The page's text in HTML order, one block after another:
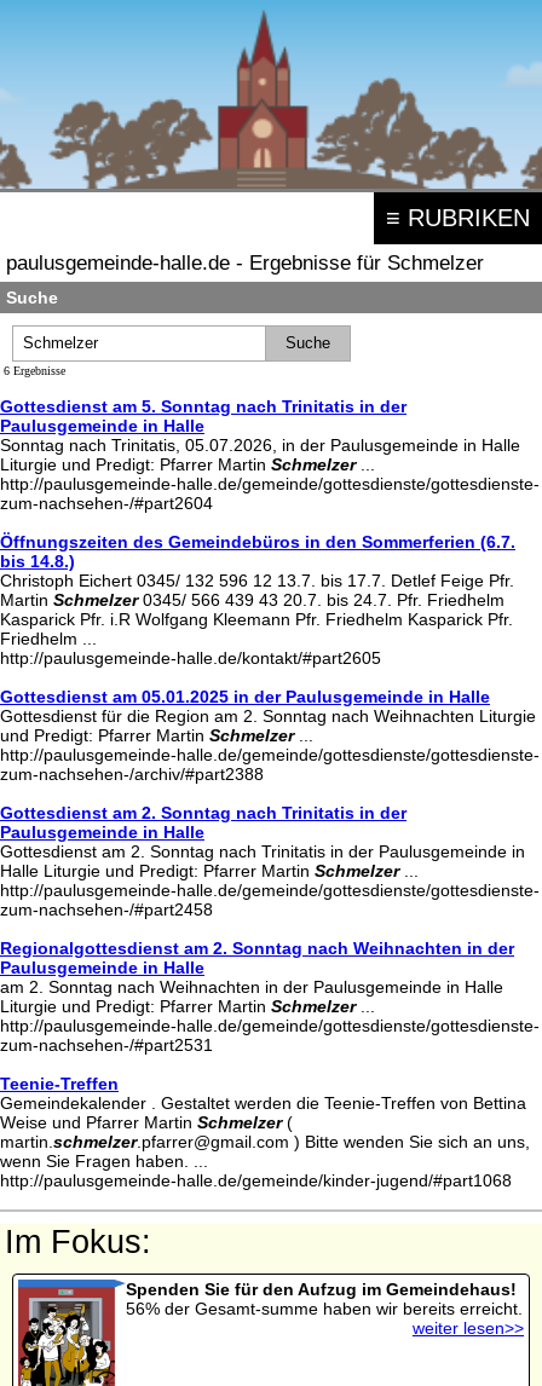
≡ RUBRIKEN
paulusgemeinde-halle.de - Ergebnisse für Schmelzer
Suche
6 Ergebnisse
Gottesdienst am 5. Sonntag nach Trinitatis in der
Paulusgemeinde in Halle
Sonntag nach Trinitatis, 05.07.2026, in der Paulusgemeinde in Halle
Liturgie und Predigt: Pfarrer Martin Schmelzer...
http://paulusgemeinde-halle.de/gemeinde/gottesdienste/gottesdienste-
zum-nachsehen-/#part2604
Öffnungszeiten des Gemeindebüros in den Sommerferien (6.7.
bis 14.8.)
Christoph Eichert 0345/ 132 596 12 13.7. bis 17.7. Detlef Feige Pfr.
Martin Schmelzer0345/ 566 439 43 20.7. bis 24.7. Pfr. Friedhelm
Kasparick Pfr. i.R Wolfgang Kleemann Pfr. Friedhelm Kasparick Pfr.
Friedhelm ...
http://paulusgemeinde-halle.de/kontakt/#part2605
Gottesdienst am 05.01.2025 in der Paulusgemeinde in Halle
Gottesdienst für die Region am 2. Sonntag nach Weihnachten Liturgie
und Predigt: Pfarrer Martin Schmelzer...
http://paulusgemeinde-halle.de/gemeinde/gottesdienste/gottesdienste-
zum-nachsehen-/archiv/#part2388
Gottesdienst am 2. Sonntag nach Trinitatis in der
Paulusgemeinde in Halle
Gottesdienst am 2. Sonntag nach Trinitatis in der Paulusgemeinde in
Halle Liturgie und Predigt: Pfarrer Martin Schmelzer...
http://paulusgemeinde-halle.de/gemeinde/gottesdienste/gottesdienste-
zum-nachsehen-/#part2458
Regionalgottesdienst am 2. Sonntag nach Weihnachten in der
Paulusgemeinde in Halle
am 2. Sonntag nach Weihnachten in der Paulusgemeinde in Halle
Liturgie und Predigt: Pfarrer Martin Schmelzer...
http://paulusgemeinde-halle.de/gemeinde/gottesdienste/gottesdienste-
zum-nachsehen-/#part2531
Teenie-Treffen
Gemeindekalender . Gestaltet werden die Teenie-Treffen von Bettina
Weise und Pfarrer Martin Schmelzer(
martin. schmelzer.pfarrer@gmail.com ) Bitte wenden Sie sich an uns,
wenn Sie Fragen haben. ...
http://paulusgemeinde-halle.de/gemeinde/kinder-jugend/#part1068
Im Fokus:
Spenden Sie für den Aufzug im Gemeindehaus!
56% der Gesamt-summe haben wir bereits erreicht.
weiter lesen>>